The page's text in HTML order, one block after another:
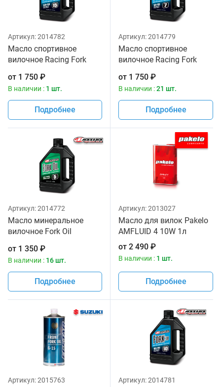
Артикул:2014782
Масло спортивное
вилочное Racing Fork
Maxima 1 литр
от 1 750 ₽
В наличии : 1 шт.
Подробнее
Артикул:2014779
Масло спортивное
вилочное Racing Fork
1 литр
от 1 750 ₽
В наличии :21 шт.
Подробнее
Артикул:2014772
Масло минеральное
вилочное Fork Oil
Maxima 1 литр
от 1 350 ₽
В наличии : 16 шт.
Подробнее
Артикул:2013027
Масло для вилок Pakelo
AMFLUID 4 10W 1л
от 2 490 ₽
В наличии : 1 шт.
Подробнее
Артикул:2015763 Артикул:2014781